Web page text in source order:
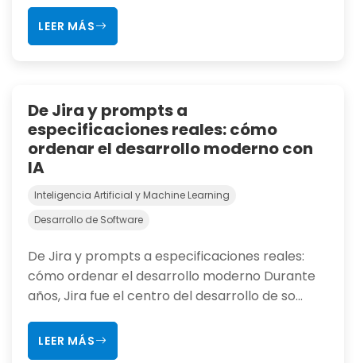
LEER MÁS
De Jira y prompts a
especificaciones reales: cómo
ordenar el desarrollo moderno con
IA
Inteligencia Artificial y Machine Learning
Desarrollo de Software
De Jira y prompts a especificaciones reales:
cómo ordenar el desarrollo moderno Durante
años, Jira fue el centro del desarrollo de so...
LEER MÁS